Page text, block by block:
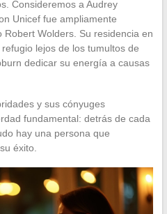
Consideremos a Audrey
Unicef fue ampliamente
Wolders. Su residencia en
lejos de los tumultos de
dedicar su energía a causas
y sus cónyuges
fundamental: detrás de cada
hay una persona que
éxito.